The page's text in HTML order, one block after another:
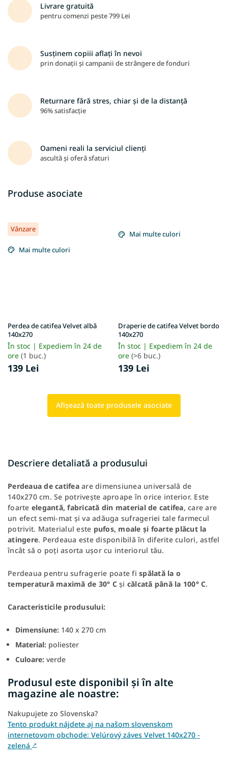
Livrare gratuită
pentru comenzi peste 799 Lei
Susținem copiii aflați în nevoi
prin donații și campanii de strângere de fonduri
Returnare fără stres, chiar și de la distanță
96% satisfacție
Oameni reali la serviciul clienți
ascultă și oferă sfaturi
Produse asociate
Vânzare
Mai multe culori
Perdea de catifea Velvet albă
140x270
În stoc | Expediem în 24 de
ore (1 buc.)
139 Lei
Mai multe culori
Draperie de catifea Velvet bordo
140x270
În stoc | Expediem în 24 de
ore (>6 buc.)
139 Lei
Afişează toate produsele asociate
Descriere detaliată a produsului
Perdeaua de catifeaare dimensiunea universală de
140x270 cm. Se potrivește aproape în orice interior. Este
foarte elegantă, fabricată din material de catifea, care are
un efect semi-mat și va adăuga sufrageriei tale farmecul
potrivit. Materialul este pufos, moale și foarte plăcut la
atingere. Perdeaua este disponibilă în diferite culori, astfel
încât să o poți asorta ușor cu interiorul tău.
Perdeaua pentru sufragerie poate fi spălată la o
temperatură maximă de 30° C și călcată până la 100° C.
Caracteristicile produsului:
Dimensiune: 140 x 270 cm
Material: poliester
Culoare: verde
Produsul este disponibil și în alte
magazine ale noastre:
Nakupujete zo Slovenska?
Tento produkt nájdete aj na našom slovenskom
internetovom obchode: Velúrový záves Velvet 140x270 -
zelená ↗